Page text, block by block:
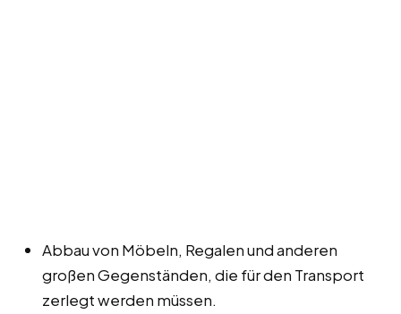
Abbau von Möbeln, Regalen und anderen
großen Gegenständen, die für den Transport
zerlegt werden müssen.